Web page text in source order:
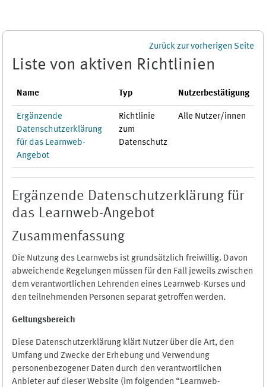
Zurück zur vorherigen Seite
Liste von aktiven Richtlinien
Name Typ Nutzerbestätigung
Ergänzende
Datenschutzerklärung
für das Learnweb-
Angebot
Richtlinie
zum
Datenschutz
Alle Nutzer/innen
Ergänzende Datenschutzerklärung für
das Learnweb-Angebot
Zusammenfassung
Die Nutzung des Learnwebs ist grundsätzlich freiwillig. Davon
abweichende Regelungen müssen für den Fall jeweils zwischen
dem verantwortlichen Lehrenden eines Learnweb-Kurses und
den teilnehmenden Personen separat getroffen werden.
Geltungsbereich
Diese Datenschutzerklärung klärt Nutzer über die Art, den
Umfang und Zwecke der Erhebung und Verwendung
personenbezogener Daten durch den verantwortlichen
Anbieter auf dieser Website (im folgenden “Learnweb-